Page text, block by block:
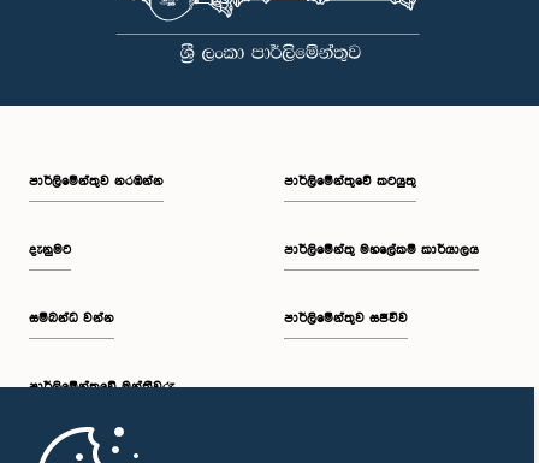
පාර්ලි‌මේන්තුව නරඹන්න
දැනුමට
සම්බන්ධ වන්න
පාර්ලි‌මේන්තුවේ මන්ත්‍රීවරු
මුල් පිටුව
පාර්ලිමේන්තුවේ කටයුතු
පාර්ලිමේන්තු මහලේකම් කාර්යාලය
පාර්ලිමේන්තුව සජීවීව